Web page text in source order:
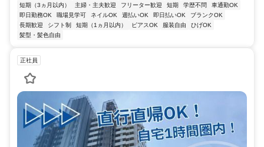
短期（3ヵ月以内） 主婦・主夫歓迎 フリーター歓迎 短期 学歴不問
車通勤OK
即日勤務OK
職場見学可 ネイルOK 週払いOK 即日払いOK
ブランクOK
長期歓迎
シフト制 短期（1ヵ月以内） ピアスOK 服装自由
ひげOK
髪型・髪色自由
正社員